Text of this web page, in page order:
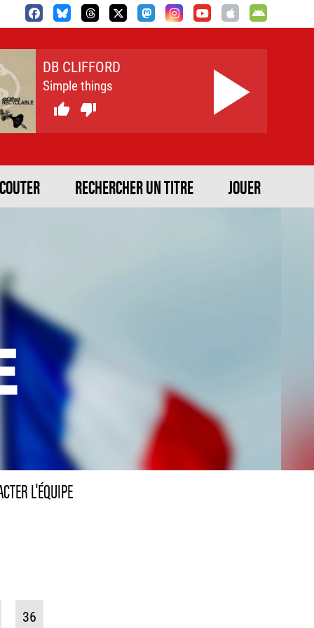
DB CLIFFORD
Simple things
 
RECHERCHER UN TITRE JOUER
L'ÉQUIPE
36